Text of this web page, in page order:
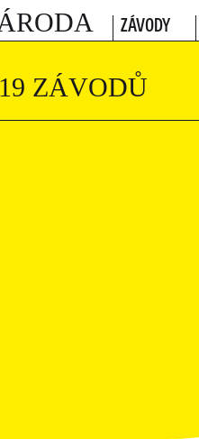
ZÁVODY
19 ZÁVODŮ